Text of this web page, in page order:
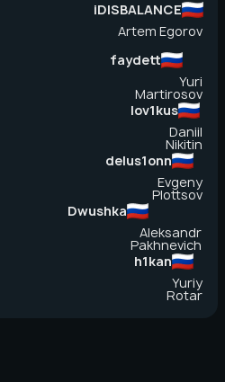
iDISBALANCE
Artem Egorov
faydett
Yuri
Martirosov
lov1kus
Daniil
Nikitin
delus1onn
Evgeny
Plottsov
Dwushka
Aleksandr
Pakhnevich
h1kan
Yuriy
Rotar